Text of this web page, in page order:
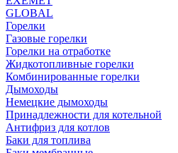
GLOBAL
Горелки
Газовые горелки
Горелки на отработке
Жидкотопливные горелки
Комбинированные горелки
Дымоходы
Немецкие дымоходы
Принадлежности для котельной
Антифриз для котлов
Баки для топлива